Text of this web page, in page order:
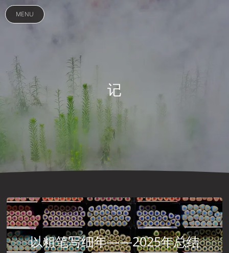
MENU
记
以粗笔写细年——2025年总结